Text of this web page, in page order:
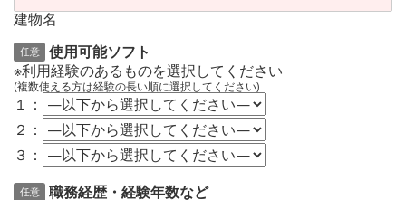
建物名
任意
使用可能ソフト
※利用経験のあるものを選択してください
(複数使える方は経験の長い順に選択してください)
１：
２：
３：
任意 職務経歴・経験年数など